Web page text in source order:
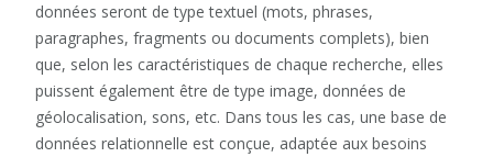
données seront de type textuel (mots, phrases,
paragraphes, fragments ou documents complets), bien
que, selon les caractéristiques de chaque recherche, elles
puissent également être de type image, données de
géolocalisation, sons, etc. Dans tous les cas, une base de
données relationnelle est conçue, adaptée aux besoins